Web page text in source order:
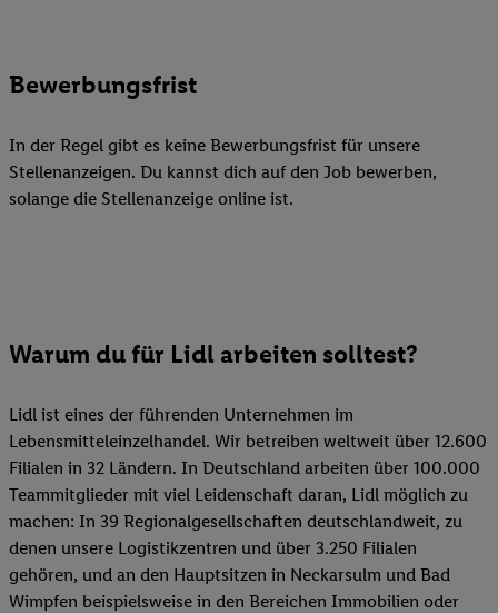
Bewerbungsfrist
In der Regel gibt es keine Bewerbungsfrist für unsere
Stellenanzeigen. Du kannst dich auf den Job bewerben,
solange die Stellenanzeige online ist.
Warum du für Lidl arbeiten solltest?
Lidl ist eines der führenden Unternehmen im
Lebensmitteleinzelhandel. Wir betreiben weltweit über 12.600
Filialen in 32 Ländern. In Deutschland arbeiten über 100.000
Teammitglieder mit viel Leidenschaft daran, Lidl möglich zu
machen: In 39 Regionalgesellschaften deutschlandweit, zu
denen unsere Logistikzentren und über 3.250 Filialen
gehören, und an den Hauptsitzen in Neckarsulm und Bad
Wimpfen beispielsweise in den Bereichen Immobilien oder